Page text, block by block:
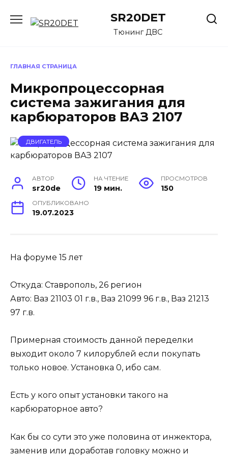
содержанию
SR20DET
Тюнинг ДВС
ГЛАВНАЯ СТРАНИЦА
Микропроцессорная
система зажигания для
карбюраторов ВАЗ 2107
ДВИГАТЕЛЬ
АВТОР
sr20de
НА ЧТЕНИЕ
19 мин.
ПРОСМОТРОВ
150
ОПУБЛИКОВАНО
19.07.2023
На форуме 15 лет
Откуда: Ставрополь, 26 регион
Авто: Ваз 21103 01 г.в., Ваз 21099 96 г.в., Ваз 21213
97 г.в.
Примерная стоимость данной переделки
выходит около 7 килорублей если покупать
только новое. Установка 0, ибо сам.
Есть у кого опыт установки такого на
карбюраторное авто?
Как бы со сути это уже половина от инжектора,
заменив или доработав головку можно и